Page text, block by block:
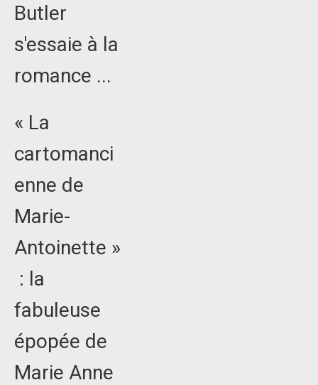
Butler
s'essaie à la
romance ...
« La
cartomanci
enne de
Marie-
Antoinette »
: la
fabuleuse
épopée de
Marie Anne